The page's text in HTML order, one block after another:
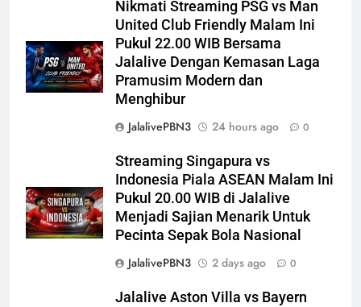
Nikmati Streaming PSG vs Man
United Club Friendly Malam Ini
Pukul 22.00 WIB Bersama
Jalalive Dengan Kemasan Laga
Pramusim Modern dan
Menghibur
JalalivePBN3
24 hours ago 0
Streaming Singapura vs
Indonesia Piala ASEAN Malam Ini
Pukul 20.00 WIB di Jalalive
Menjadi Sajian Menarik Untuk
Pecinta Sepak Bola Nasional
JalalivePBN3
2 days ago 0
Jalalive Aston Villa vs Bayern